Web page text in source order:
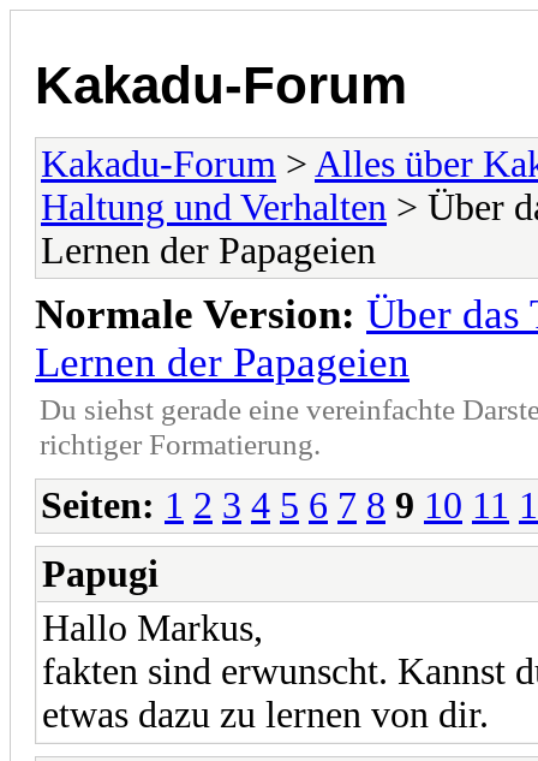
Kakadu-Forum
Kakadu-Forum > Alles über
Haltung und Verhalten > Über
Lernen der Papageien
Normale Version: Über das
Lernen der Papageien
Du siehst gerade eine vereinfachte
richtiger Formatierung.
Seiten: 1 2 3 4 5 6 7 8 9 10 11
Papugi
Hallo Markus,
fakten sind erwunscht. Kannst
etwas dazu zu lernen von dir.